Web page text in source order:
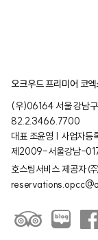
오크우드 프리미어 코
(우)06164 서울 강남
82.2.3466.7700
대표 조윤영 | 사업자
제2009-서울강남-
호스팅서비스 제공자